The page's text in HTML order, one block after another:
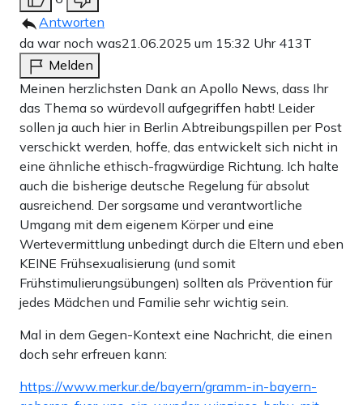
Antworten
da war noch was21.06.2025 um 15:32 Uhr 413T
Melden
Meinen herzlichsten Dank an Apollo News, dass Ihr
das Thema so würdevoll aufgegriffen habt! Leider
sollen ja auch hier in Berlin Abtreibungspillen per Post
verschickt werden, hoffe, das entwickelt sich nicht in
eine ähnliche ethisch-fragwürdige Richtung. Ich halte
auch die bisherige deutsche Regelung für absolut
ausreichend. Der sorgsame und verantwortliche
Umgang mit dem eigenem Körper und eine
Wertevermittlung unbedingt durch die Eltern und eben
KEINE Frühsexualisierung (und somit
Frühstimulierungsübungen) sollten als Prävention für
jedes Mädchen und Familie sehr wichtig sein.
Mal in dem Gegen-Kontext eine Nachricht, die einen
doch sehr erfreuen kann:
https://www.merkur.de/bayern/gramm-in-bayern-